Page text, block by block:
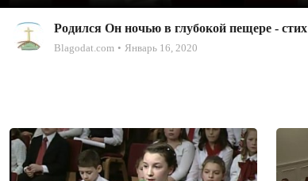
Родился Он ночью в глубокой пещере - стих
Blagodat.com Январь 16, 2020